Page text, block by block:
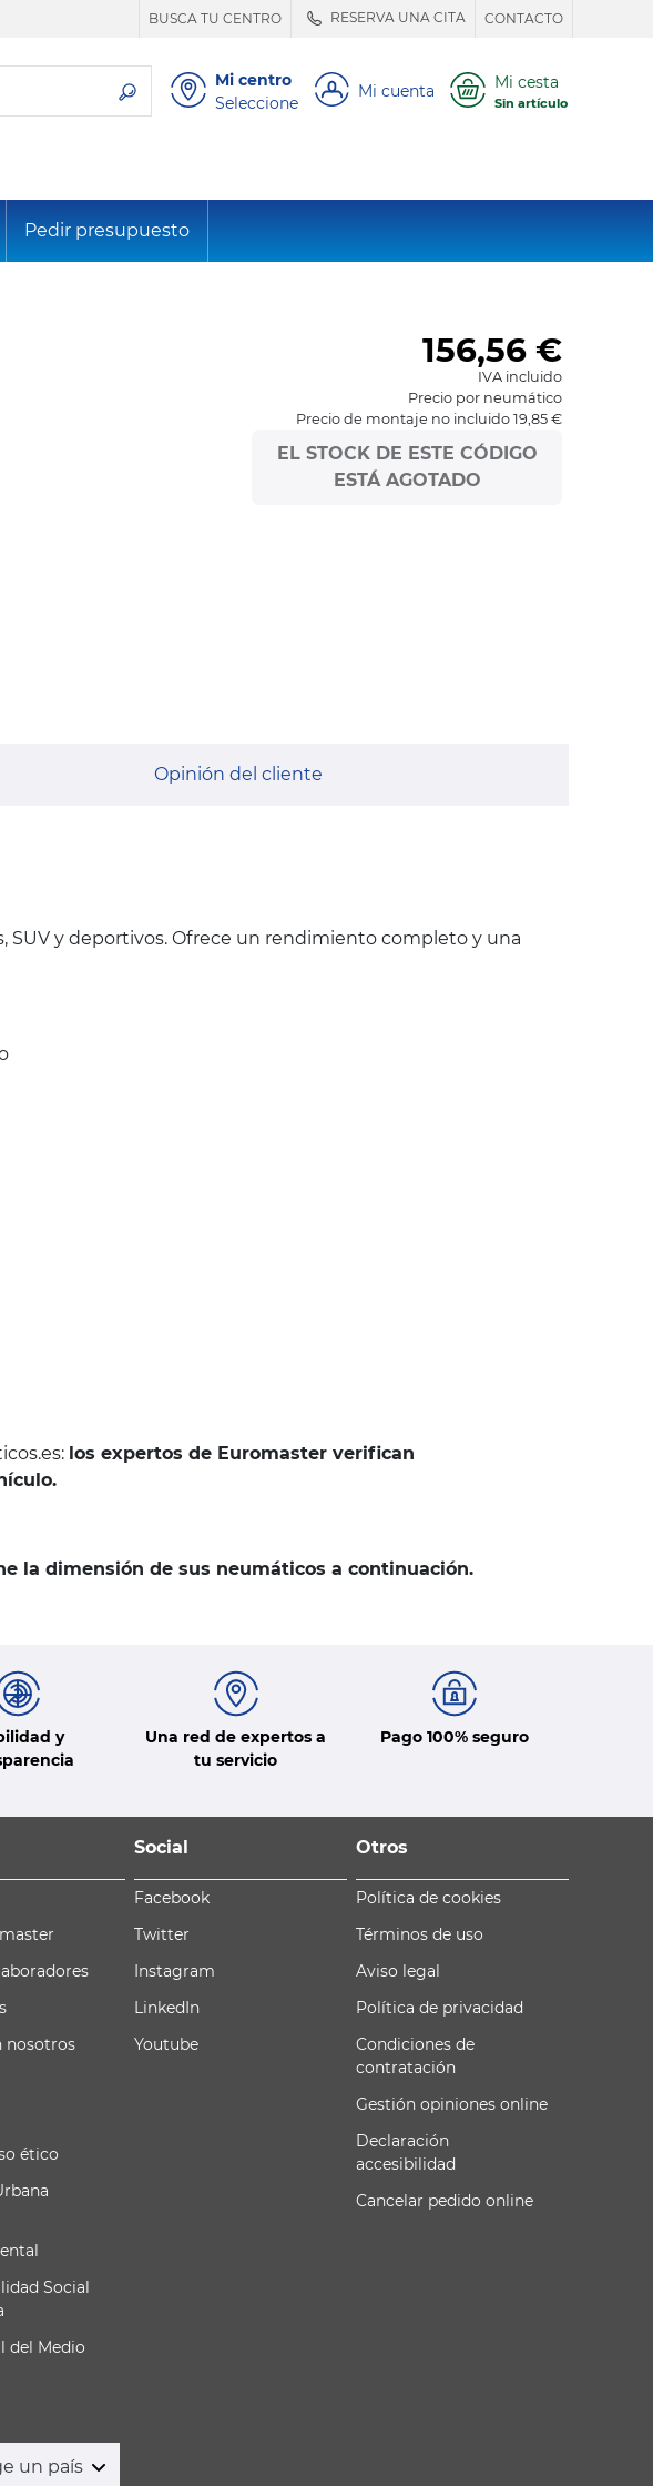
BUSCA TU CENTRO RESERVA UNA CITA CONTACTO
Mi centro
Seleccione
Mi cuenta Mi cesta
Sin artículo
Pedir presupuesto
156,56 €
IVA incluido
Precio por neumático
Precio de montaje no incluido 19,85 €
EL STOCK DE ESTE CÓDIGO
ESTÁ AGOTADO
Opinión del cliente
SUV y deportivos. Ofrece un rendimiento completo y una
los expertos de Euromaster verifican
la dimensión de sus neumáticos a continuación.
y
Una red de expertos a
tu servicio
Pago 100% seguro
nosotros
ético
Social
del Medio
Social
Facebook
Twitter
Instagram
LinkedIn
Youtube
Otros
Política de cookies
Términos de uso
Aviso legal
Política de privacidad
Condiciones de
contratación
Gestión opiniones online
Declaración
accesibilidad
Cancelar pedido online
un país